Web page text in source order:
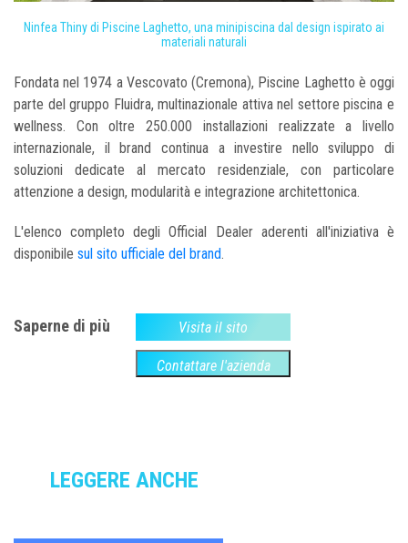
Ninfea Thiny di Piscine Laghetto, una minipiscina dal design ispirato ai
materiali naturali
Fondata nel 1974 a Vescovato (Cremona), Piscine Laghetto è oggi
parte del gruppo Fluidra, multinazionale attiva nel settore piscina e
wellness. Con oltre 250.000 installazioni realizzate a livello
internazionale, il brand continua a investire nello sviluppo di
soluzioni dedicate al mercato residenziale, con particolare
attenzione a design, modularità e integrazione architettonica.
L'elenco completo degli Official Dealer aderenti all'iniziativa è
disponibile sul sito ufficiale del brand.
Saperne di più Visita il sito
Contattare l'azienda
LEGGERE ANCHE